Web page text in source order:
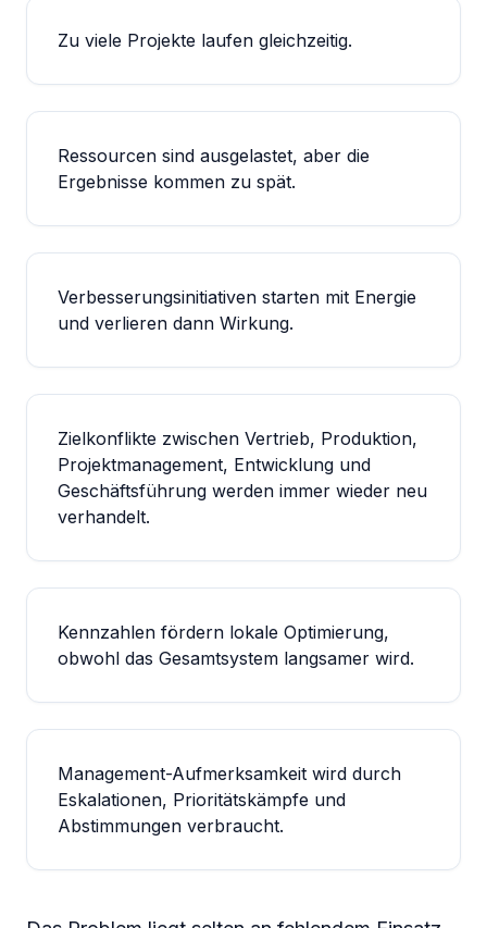
Zu viele Projekte laufen gleichzeitig.
Ressourcen sind ausgelastet, aber die
Ergebnisse kommen zu spät.
Verbesserungsinitiativen starten mit Energie
und verlieren dann Wirkung.
Zielkonflikte zwischen Vertrieb, Produktion,
Projektmanagement, Entwicklung und
Geschäftsführung werden immer wieder neu
verhandelt.
Kennzahlen fördern lokale Optimierung,
obwohl das Gesamtsystem langsamer wird.
Management-Aufmerksamkeit wird durch
Eskalationen, Prioritätskämpfe und
Abstimmungen verbraucht.